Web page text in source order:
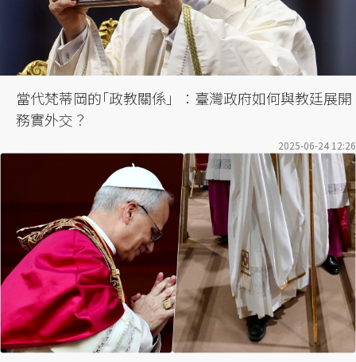
當代梵蒂岡的｢政教關係」：臺灣政府如何與教廷展開
務實外交？
2025-06-24 12:26